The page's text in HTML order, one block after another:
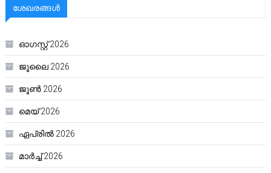
ശേഖരങ്ങൾ
ഓഗസ്റ്റ്‌ 2026
ജൂലൈ 2026
ജൂൺ 2026
മെയ്‌ 2026
ഏപ്രിൽ 2026
മാർച്ച്‌ 2026